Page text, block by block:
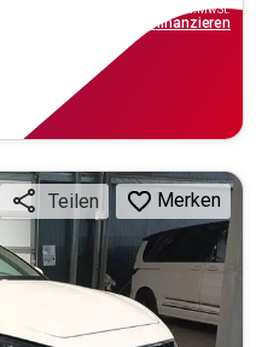
inkl.MwSt.
finanzieren
Teilen Merken